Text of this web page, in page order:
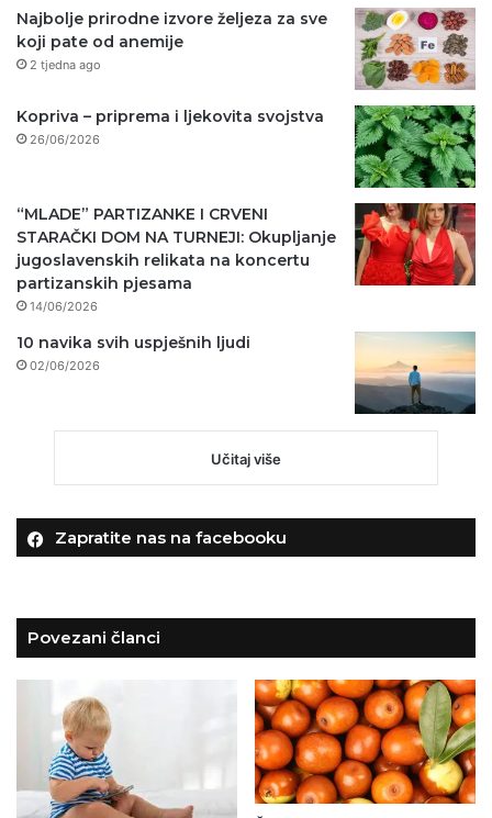
Najbolje prirodne izvore željeza za sve
koji pate od anemije
2 tjedna ago
Kopriva – priprema i ljekovita svojstva
26/06/2026
“MLADE” PARTIZANKE I CRVENI
STARAČKI DOM NA TURNEJI: Okupljanje
jugoslavenskih relikata na koncertu
partizanskih pjesama
14/06/2026
10 navika svih uspješnih ljudi
02/06/2026
Učitaj više
Zapratite nas na facebooku
Povezani članci